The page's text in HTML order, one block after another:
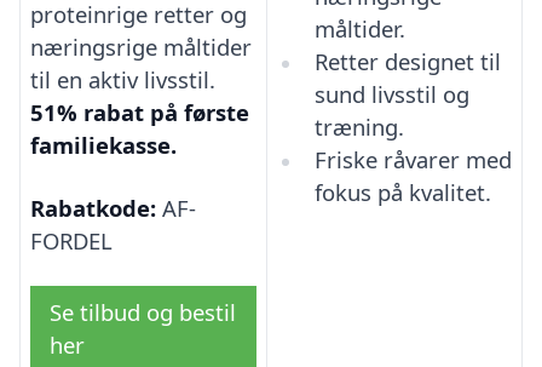
proteinrige retter og
næringsrige måltider
til en aktiv livsstil.
51% rabat på første
familiekasse.
Rabatkode: AF-
FORDEL
Se tilbud og bestil
her
måltider.
Retter designet til
sund livsstil og
træning.
Friske råvarer med
fokus på kvalitet.